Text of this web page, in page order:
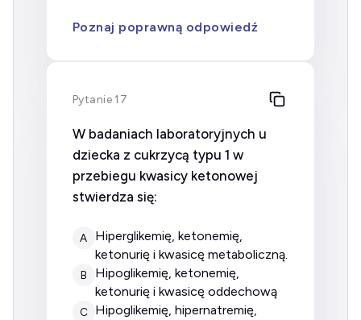
Poznaj poprawną odpowiedź
Pytanie 17
W badaniach laboratoryjnych u
dziecka z cukrzycą typu 1 w
przebiegu kwasicy ketonowej
stwierdza się:
A
hiperglikemię, ketonemię,
ketonurię i kwasicę metaboliczną.
B
hipoglikemię, ketonemię,
ketonurię i kwasicę oddechową
C
hipoglikemię, hipernatremię,